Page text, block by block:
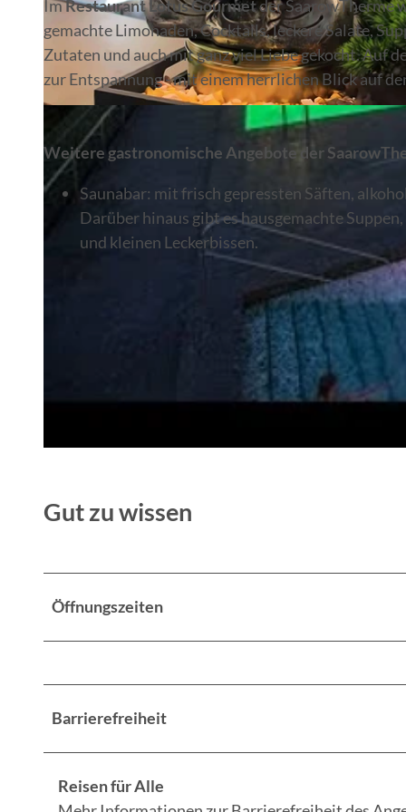
© Bad Saarow Kur GmbH
ImRestaurant Lotus Gourmetder SaarowTherme
gemachte Limonaden, Cocktails, leckere Salate,
Zutaten und auch mit ganz viel Liebe gekocht. Auf
zur Entspannung - mit einem herrlichen Blick auf
Weitere gastronomische Angebote der
Saunabar: mit frisch gepressten Säften,
Darüber hinaus gibt es hausgemachte
und kleinen Leckerbissen.
Gut zu wissen
Öffnungszeiten
Barrierefreiheit
Reisen für Alle